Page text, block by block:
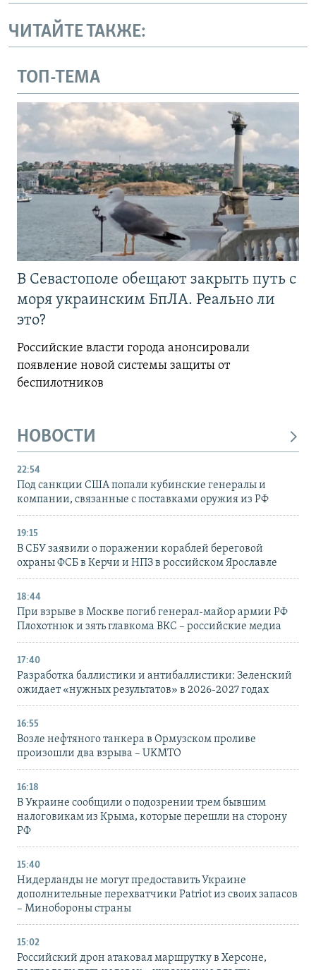
ЧИТАЙТЕ ТАКЖЕ:
ТОП-ТЕМА
В Севастополе обещают закрыть путь с
моря украинским БпЛА. Реально ли
это?
Российские власти города анонсировали
появление новой системы защиты от
беспилотников
НОВОСТИ
22:54
Под санкции США попали кубинские генералы и
компании, связанные с поставками оружия из РФ
19:15
В СБУ заявили о поражении кораблей береговой
охраны ФСБ в Керчи и НПЗ в российском Ярославле
18:44
При взрыве в Москве погиб генерал-майор армии РФ
Плохотнюк и зять главкома ВКС – российские медиа
17:40
Разработка баллистики и антибаллистики: Зеленский
ожидает «нужных результатов» в 2026-2027 годах
16:55
Возле нефтяного танкера в Ормузском проливе
произошли два взрыва – UKMTO
16:18
В Украине сообщили о подозрении трем бывшим
налоговикам из Крыма, которые перешли на сторону
РФ
15:40
Нидерланды не могут предоставить Украине
дополнительные перехватчики Patriot из своих запасов
– Минобороны страны
15:02
Российский дрон атаковал маршрутку в Херсоне,